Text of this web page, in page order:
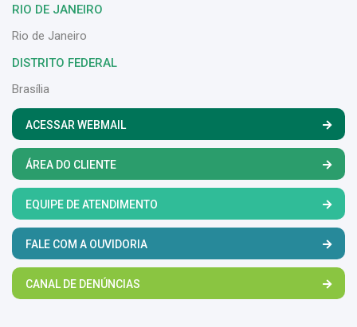
RIO DE JANEIRO
Rio de Janeiro
DISTRITO FEDERAL
Brasília
ACESSAR WEBMAIL
ÁREA DO CLIENTE
EQUIPE DE ATENDIMENTO
FALE COM A OUVIDORIA
CANAL DE DENÚNCIAS